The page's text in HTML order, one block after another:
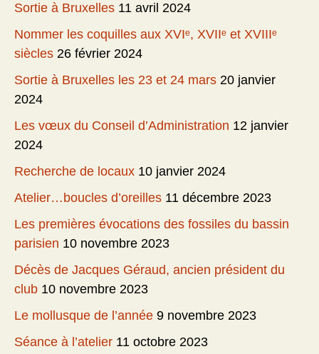
Sortie à Bruxelles 11 avril 2024
Nommer les coquilles aux XVIᵉ, XVIIᵉ et XVIIIᵉ
siècles 26 février 2024
Sortie à Bruxelles les 23 et 24 mars 20 janvier
2024
Les vœux du Conseil d’Administration 12 janvier
2024
Recherche de locaux 10 janvier 2024
Atelier…boucles d’oreilles 11 décembre 2023
Les premières évocations des fossiles du bassin
parisien 10 novembre 2023
Décès de Jacques Géraud, ancien président du
club 10 novembre 2023
Le mollusque de l’année 9 novembre 2023
Séance à l’atelier 11 octobre 2023